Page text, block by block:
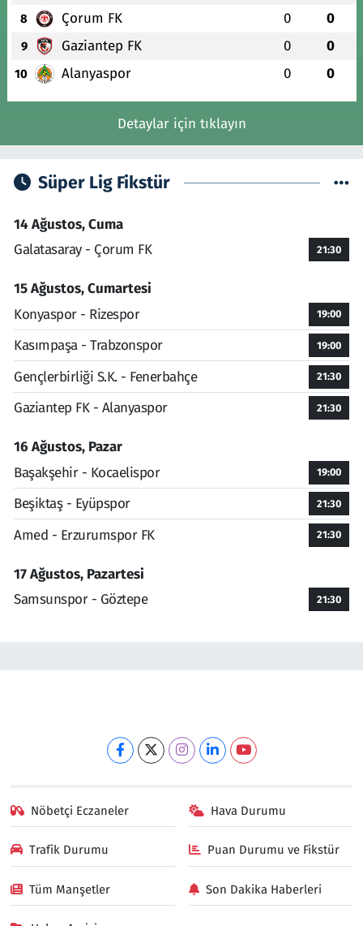
8 Çorum FK 0 0
9 Gaziantep FK 0 0
10 Alanyaspor 0 0
Detaylar için tıklayın
Süper Lig Fikstür
14 Ağustos, Cuma
Galatasaray - Çorum FK
21:30
15 Ağustos, Cumartesi
Konyaspor - Rizespor
19:00
Kasımpaşa - Trabzonspor 19:00
Gençlerbirliği S.K. - Fenerbahçe 21:30
Gaziantep FK - Alanyaspor 21:30
16 Ağustos, Pazar
Başakşehir - Kocaelispor
19:00
Beşiktaş - Eyüpspor 21:30
Amed - Erzurumspor FK 21:30
17 Ağustos, Pazartesi
Samsunspor - Göztepe
21:30
Nöbetçi Eczaneler Hava Durumu
Trafik Durumu Puan Durumu ve Fikstür
Tüm Manşetler Son Dakika Haberleri